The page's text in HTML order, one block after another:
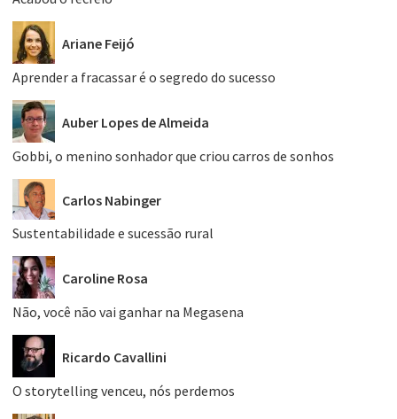
Ariane Feijó
Aprender a fracassar é o segredo do sucesso
Auber Lopes de Almeida
Gobbi, o menino sonhador que criou carros de sonhos
Carlos Nabinger
Sustentabilidade e sucessão rural
Caroline Rosa
Não, você não vai ganhar na Megasena
Ricardo Cavallini
O storytelling venceu, nós perdemos